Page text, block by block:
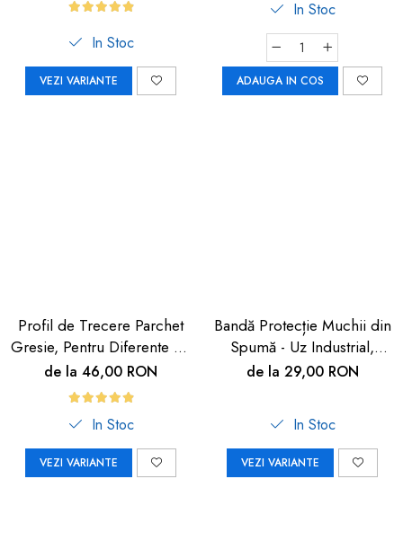
In Stoc
VEZI VARIANTE
In Stoc
ADAUGA IN COS
Profil de Trecere Parchet
Gresie, Pentru Diferente de
Nivel, Autoadeziv, Culoare
Lemn Deschis, 90cm
de la 46,00 RON
In Stoc
VEZI VARIANTE
Bandă Protecție Muchii din
Spumă - Uz Industrial,
Crem, 90cm | Car Boy
de la 29,00 RON
In Stoc
VEZI VARIANTE